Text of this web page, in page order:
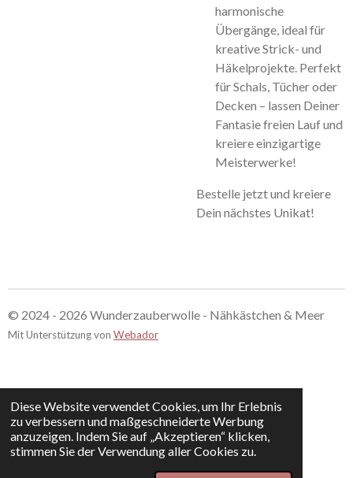
Diese Website verwendet Cookies, um Ihr Erlebnis
zu verbessern und maßgeschneiderte Werbung
anzuzeigen. Indem Sie auf „Akzeptieren“ klicken,
stimmen Sie der Verwendung aller Cookies zu.
harmonische
Übergänge, ideal für
kreative Strick- und
Häkelprojekte. Perfekt
für Schals, Tücher oder
Decken – lassen Deiner
Fantasie freien Lauf und
kreiere einzigartige
Meisterwerke!
Bestelle jetzt und kreiere
Dein nächstes Unikat!
© 2024 - 2026 Wunderzauberwolle - Nähkästchen & Meer
Mit Unterstützung von Webador